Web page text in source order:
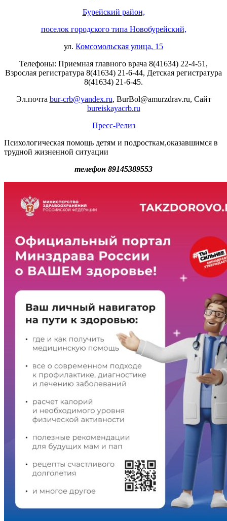
Бурейский район,
поселок городского типа Новобурейский,
ул. Комсомольская улица, 15
Телефоны: Приемная главного врача 8(41634) 22-4-51,
Взрослая регистратура 8(41634) 21-6-44, Детская регистратура
8(41634) 21-6-45.
Эл.почта bur-crb@yandex.ru, BurBol@amurzdrav.ru, Сайт
bureiskayacrb.ru
Пресс-Релиз
Психологическая помощь детям и подросткам,оказавшимся в
трудной жизненной ситуации
телефон 89145389553